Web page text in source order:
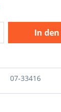
In den
07-33416